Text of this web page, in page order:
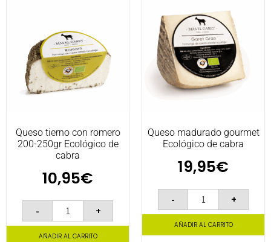
Queso tierno con romero
200-250gr Ecológico de
cabra
10,95€
- +
AÑADIR AL CARRITO
Queso madurado gourmet
Ecológico de cabra
19,95€
- +
AÑADIR AL CARRITO